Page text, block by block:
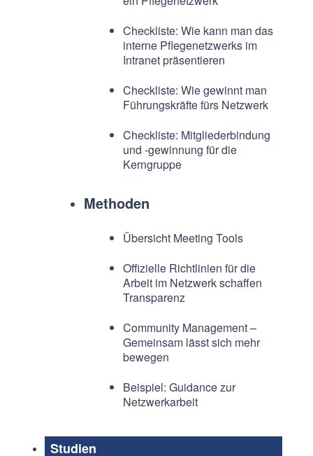
Checkliste: Wie kann man das
interne Pflegenetzwerks im
Intranet präsentieren
Checkliste: Wie gewinnt man
Führungskräfte fürs Netzwerk
Checkliste: Mitgliederbindung
und -gewinnung für die
Kerngruppe
Methoden
Übersicht Meeting Tools
Offizielle Richtlinien für die
Arbeit im Netzwerk schaffen
Transparenz
Community Management –
Gemeinsam lässt sich mehr
bewegen
Beispiel: Guidance zur
Netzwerkarbeit
Studien